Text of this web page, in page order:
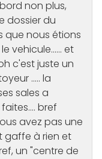
non plus,
dossier du
que nous étions
vehicule...... et
c'est juste un
..... la
sales a
bref
avez pas une
gaffe à rien et
un "centre de